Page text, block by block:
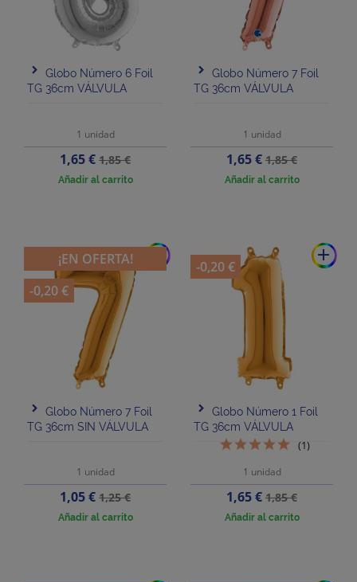
Globo Número 6 Foil
TG 36cm VÁLVULA
1 unidad
Precio
1,65 €Precio
base
1,85 €
Añadir al carrito
Globo Número 7 Foil
TG 36cm VÁLVULA
1 unidad
Precio
1,65 €Precio
base
1,85 €
Añadir al carrito
add
Globo Número 7 Foil
TG 36cm SIN VÁLVULA
1 unidad
Precio
1,05 €Precio
base
1,25 €
Añadir al carrito
¡EN OFERTA!
-0,20 €
add
Globo Número 1 Foil
TG 36cm VÁLVULA
1 unidad
Precio
1,65 €Precio
base
1,85 €
(1)
Añadir al carrito
-0,20 €